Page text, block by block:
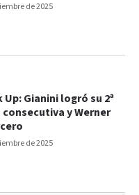
de 2025
de 2025
Up: Gianini logró su 2ª
y Werner